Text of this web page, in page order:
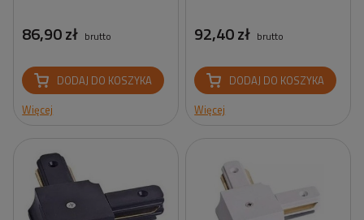
86,90 zł brutto
DODAJ DO KOSZYKA
Więcej
92,40 zł brutto
DODAJ DO KOSZYKA
Więcej